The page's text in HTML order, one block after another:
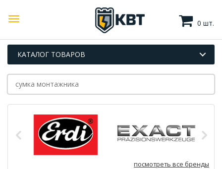
0 шт.
КАТАЛОГ ТОВАРОВ
посмотреть все бренды